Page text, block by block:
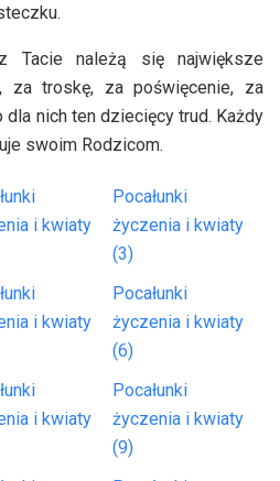
Tacie należą się największe
za troskę, za poświęcenie, za
nich ten dziecięcy trud. Każdy
swoim Rodzicom.
i kwiaty
Pocałunki
życzenia i kwiaty
(3)
i kwiaty
Pocałunki
życzenia i kwiaty
(6)
i kwiaty
Pocałunki
życzenia i kwiaty
(9)